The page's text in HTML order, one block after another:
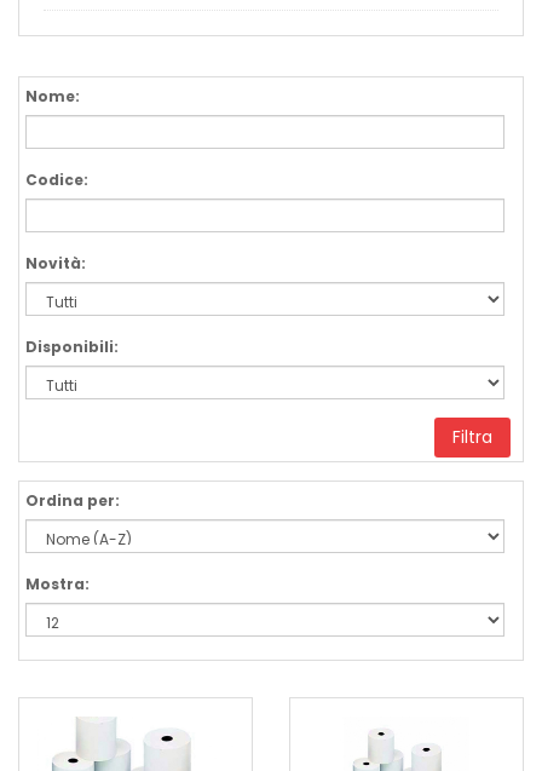
Nome:
Codice:
Novità:
Disponibili:
Filtra
Ordina per:
Mostra: